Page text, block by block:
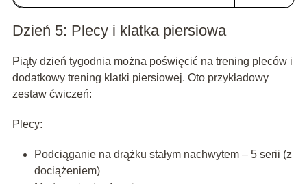
Dzień 5: Plecy i klatka piersiowa
Piąty dzień tygodnia można poświęcić na trening pleców i
dodatkowy trening klatki piersiowej. Oto przykładowy
zestaw ćwiczeń:
Plecy:
Podciąganie na drążku stałym nachwytem – 5 serii (z
dociążeniem)